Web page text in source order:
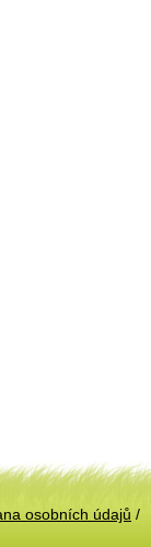
osobních údajů /